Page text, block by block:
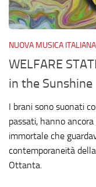
NUOVA MUSICA ITALIANA
WELFARE
in the Sunshine
I brani sono suonati
passati, hanno
immortale che
contemporaneità
Ottanta.